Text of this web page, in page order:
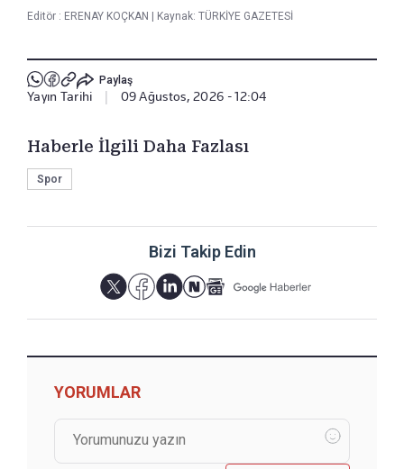
Editör : ERENAY KOÇKAN Kaynak: TÜRKİYE GAZETESİ
Paylaş
Yayın Tarihi 09 Ağustos, 2026 - 12:04
Haberle İlgili Daha Fazlası
Spor
Bizi Takip Edin
YORUMLAR